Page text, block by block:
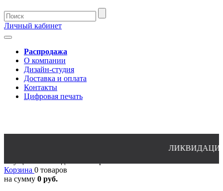
Личный кабинет
Распродажа
О компании
Дизайн-студия
Доставка и оплата
Контакты
Цифровая печать
ЛИКВИДАЦИЯ
Корзина 0 товаров
на сумму 0 руб.